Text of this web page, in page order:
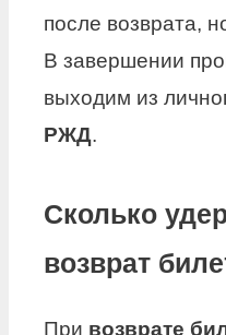
после возврата,
В завершении
выходим из
РЖД.
Сколько
возврат
При возврате